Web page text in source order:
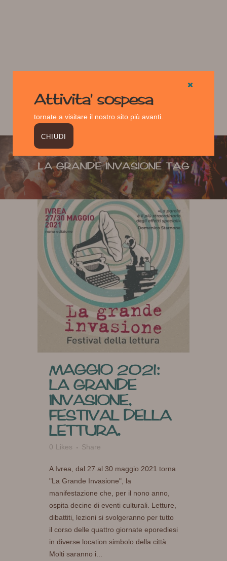
Attivita' sospesa
tornate a visitare il nostro sito più avanti.
CHIUDI
LA GRANDE INVASIONE TAG
MAGGIO 2021:
LA GRANDE
INVASIONE,
FESTIVAL DELLA
LETTURA.
0 Likes Share
A Ivrea, dal 27 al 30 maggio 2021 torna
"La Grande Invasione", la
manifestazione che, per il nono anno,
ospita decine di eventi culturali. Letture,
dibattiti, lezioni si svolgeranno per tutto
il corso delle quattro giornate eporediesi
in diverse location simbolo della città.
Molti saranno i...